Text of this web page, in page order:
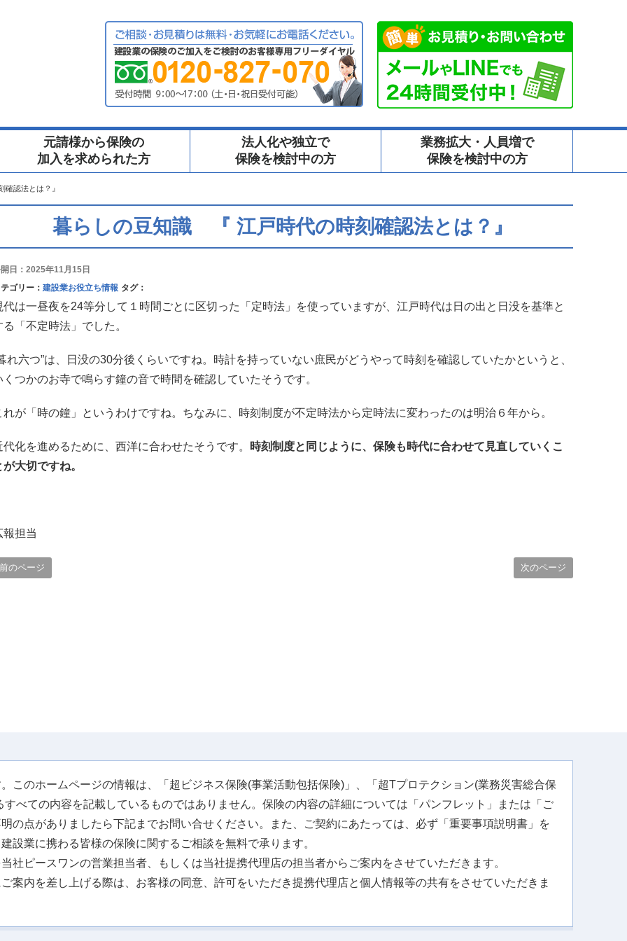
元請様から保険の
加入を求められた方
法人化や独立で
保険を検討中の方
業務拡大・人員増で
保険を検討中の方
認法とは？』
暮らしの豆知識 『 江戸時代の時刻確認法とは？』
日：2025年11月15日
ゴリー： 建設業お役立ち情報 タグ：
代は一昼夜を24等分して１時間ごとに区切った「定時法」を使っていますが、江戸時代は日の出と日没を基準と
る「不定時法」でした。
れ六つ”は、日没の30分後くらいですね。時計を持っていない庶民がどうやって時刻を確認していたかというと、
くつかのお寺で鳴らす鐘の音で時間を確認していたそうです。
れが「時の鐘」というわけですね。ちなみに、時刻制度が不定時法から定時法に変わったのは明治６年から。
代化を進めるために、西洋に合わせたそうです。
時刻制度と同じように、保険も時代に合わせて見直していくこ
が大切ですね。
報担当
前のページ 次のページ
このホームページの情報は、「超ビジネス保険(事業活動包括保険)」、「超Tプロテクション(業務災害総合保
べての内容を記載しているものではありません。保険の内容の詳細については「パンフレット」または「ご
の点がありましたら下記までお問い合せください。また、ご契約にあたっては、必ず「重要事項説明書」を
設業に携わる皆様の保険に関するご相談を無料で承ります。
社ピースワンの営業担当者、もしくは当社提携代理店の担当者からご案内をさせていただきます。
案内を差し上げる際は、お客様の同意、許可をいただき提携代理店と個人情報等の共有をさせていただきま